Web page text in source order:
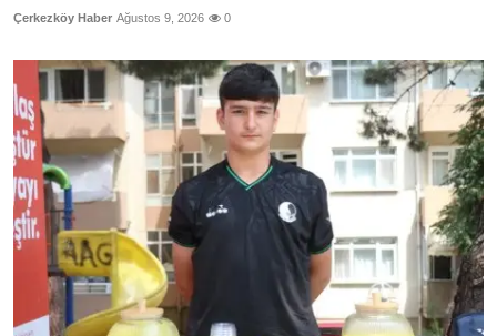
Çerkezköy Haber Ağustos 9, 2026 0